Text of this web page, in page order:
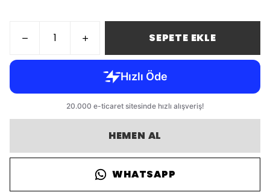
SEPETE EKLE
HEMEN AL
WHATSAPP